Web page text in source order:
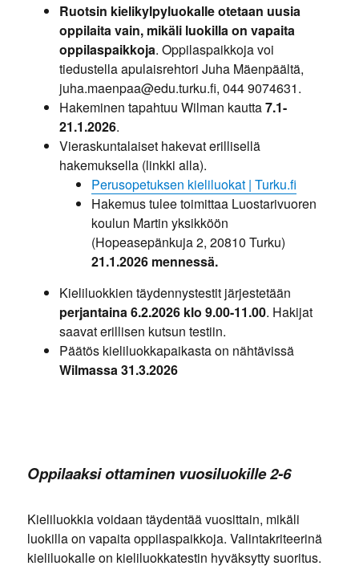
Ruotsin kielikylpyluokalle otetaan uusia
oppilaita vain, mikäli luokilla on vapaita
oppilaspaikkoja. Oppilaspaikkoja voi
tiedustella apulaisrehtori Juha Mäenpäältä,
juha.maenpaa@edu.turku.fi, 044 9074631.
Hakeminen tapahtuu Wilman kautta7.1-
21.1.2026.
Vieraskuntalaiset hakevat erillisellä
hakemuksella (linkki alla).
Perusopetuksen kieliluokat | Turku.fi
Hakemus tulee toimittaa Luostarivuoren
koulun Martin yksikköön
(Hopeasepänkuja 2, 20810 Turku)
21.1.2026 mennessä.
Kieliluokkien täydennystestit järjestetään
perjantaina 6.2.2026 klo 9.00-11.00. Hakijat
saavat erillisen kutsun testiin.
Päätös kieliluokkapaikasta on nähtävissä
Wilmassa 31.3.2026
Oppilaaksi ottaminen vuosiluokille 2-6
Kieliluokkia voidaan täydentää vuosittain, mikäli
luokilla on vapaita oppilaspaikkoja. Valintakriteerinä
kieliluokalle on kieliluokkatestin hyväksytty suoritus.